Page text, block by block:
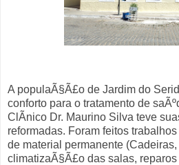
A populaÃ§Ã£o de Jardim do
conforto para o tratamento de
ClÃ­nico Dr. Maurino Silva teve
reformadas. Foram feitos
de material permanente (Cadeiras,
climatizaÃ§Ã£o das salas,